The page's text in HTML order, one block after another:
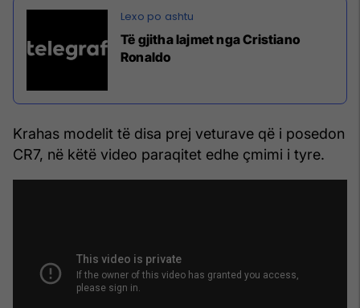
Të gjitha lajmet nga Cristiano
Ronaldo
Krahas modelit të disa prej veturave që i posedon
CR7, në këtë video paraqitet edhe çmimi i tyre.